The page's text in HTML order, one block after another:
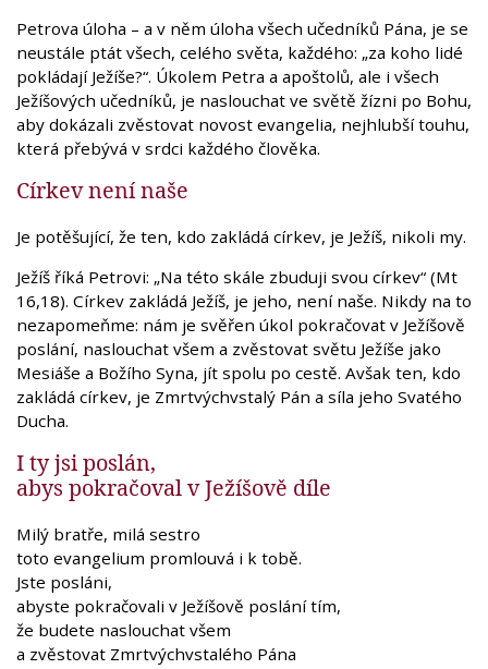
Petrova úloha – a v něm úloha všech učedníků Pána, je se
neustále ptát všech, celého světa, každého: „za koho lidé
pokládají Ježíše?“. Úkolem Petra a apoštolů, ale i všech
Ježíšových učedníků, je naslouchat ve světě žízni po Bohu,
aby dokázali zvěstovat novost evangelia, nejhlubší touhu,
která přebývá v srdci každého člověka.
Církev není naše
Je potěšující, že ten, kdo zakládá církev, je Ježíš, nikoli my.
Ježíš říká Petrovi: „Na této skále zbuduji svou církev“ (Mt
16,18). Církev zakládá Ježíš, je jeho, není naše. Nikdy na to
nezapomeňme: nám je svěřen úkol pokračovat v Ježíšově
poslání, naslouchat všem a zvěstovat světu Ježíše jako
Mesiáše a Božího Syna, jít spolu po cestě. Avšak ten, kdo
zakládá církev, je Zmrtvýchvstalý Pán a síla jeho Svatého
Ducha.
I ty jsi poslán,
abys pokračoval v Ježíšově díle
Milý bratře, milá sestro
toto evangelium promlouvá i k tobě.
Jste posláni,
abyste pokračovali v Ježíšově poslání tím,
že budete naslouchat všem
a zvěstovat Zmrtvýchvstalého Pána